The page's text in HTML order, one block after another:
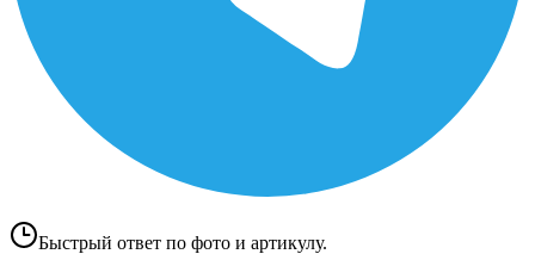
Быстрый ответ по фото и артикулу.